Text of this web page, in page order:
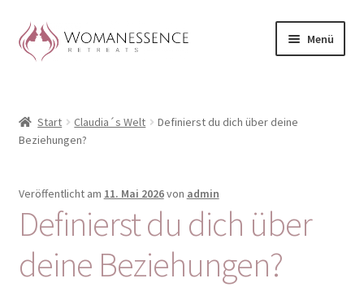
Zur
Navigation
Zum
Inhalt
Menü
Blog
CLAUDIA TAVERNA
Woman-Circle
Start Claudia´s Welt
Definierst du dich über deine
Beziehungen?
Veröffentlicht am 11. Mai 2026von admin
Definierst du dich über
deine Beziehungen?